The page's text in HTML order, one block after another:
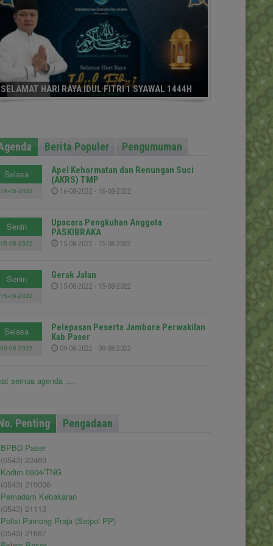
SELAMAT HARI RAYA IDUL FITRI 1 SYAWAL 1444H
Berita Populer Pengumuman
Selasa
16-08-2022
Apel Kehormatan dan Renungan Suci
(AKRS) TMP
16-08-2022 - 16-08-2022
Senin
15-08-2022
Upacara Pengkuhan Anggota
PASKIBRAKA
15-08-2022 - 15-08-2022
Senin
15-08-2022
Gerak Jalan
15-08-2022 - 15-08-2022
Selasa
09-08-2022
Pelepasan Peserta Jambore Perwakilan
Kab.Paser
09-08-2022 - 09-08-2022
semua agenda ....
Penting Pengadaan
BPBD Paser
(0543) 22469
Kodim 0904/TNG
(0543) 210006
Pemadam Kebakaran
(0543) 21113
Polisi Pamong Praja (Satpol PP)
(0543) 21687